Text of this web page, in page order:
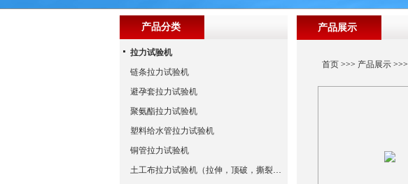
产品展示
首页>>> 产品展示>>>
产品分类
拉力试验机
链条拉力试验机
避孕套拉力试验机
聚氨酯拉力试验机
塑料给水管拉力试验机
铜管拉力试验机
土工布拉力试验机（拉伸，顶破，撕裂试验标准）